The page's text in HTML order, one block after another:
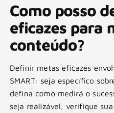
Como posso
eficazes para
conteúdo?
Definir metas eficazes
SMART: seja específico
defina como medirá o
seja realizável, verifique